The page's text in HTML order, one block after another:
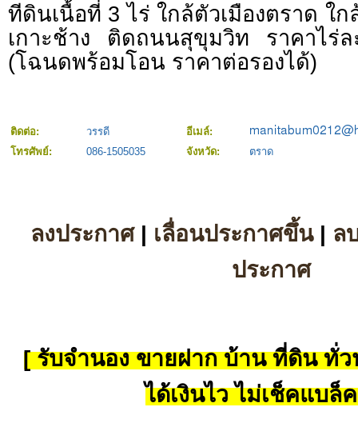
ทีดินเนื้อที่ 3 ไร่ ใกล้ตัวเมืองตราด ใก
เกาะช้าง ติดถนนสุขุมวิท ราคาไร่
(โฉนดพร้อมโอน ราคาต่อรองได้)
ติดต่อ: วรรดี
อีเมล์:
โทรศัพย์:
086-1505035 จังหวัด: ตราด
ลงประกาศ| เลื่อนประกาศขึ้น| ล
ประกาศ
[ รับจำนอง ขายฝาก บ้าน ที่ดิน ทั่ว
ได้เงินไว ไม่เช็คแบล็